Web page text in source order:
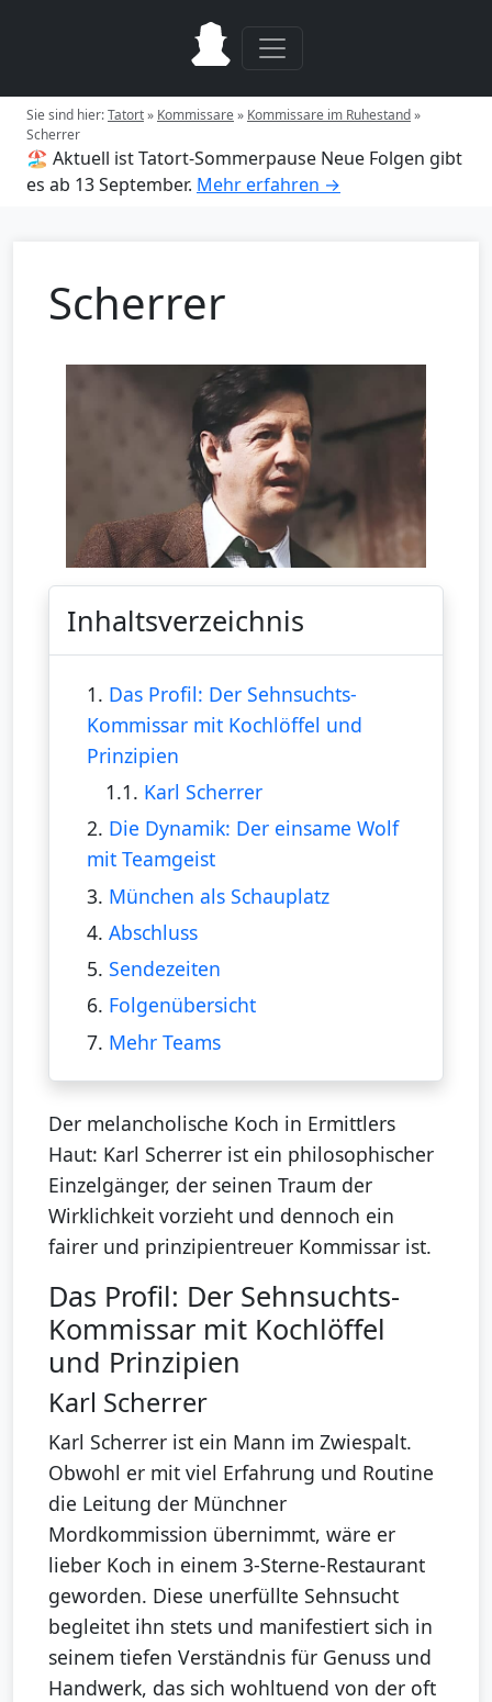
Sie sind hier:Tatort» Kommissare» Kommissare im Ruhestand»
Scherrer
🏖️ Aktuell ist Tatort-Sommerpause Neue Folgen gibt
es ab 13 September. Mehr erfahren →
Scherrer
Inhaltsverzeichnis
1. Das Profil: Der Sehnsuchts-
Kommissar mit Kochlöffel und
Prinzipien
1.1. Karl Scherrer
2. Die Dynamik: Der einsame Wolf
mit Teamgeist
3. München als Schauplatz
4. Abschluss
5. Sendezeiten
6. Folgenübersicht
7. Mehr Teams
Der melancholische Koch in Ermittlers
Haut: Karl Scherrer ist ein philosophischer
Einzelgänger, der seinen Traum der
Wirklichkeit vorzieht und dennoch ein
fairer und prinzipientreuer Kommissar ist.
Das Profil: Der Sehnsuchts-
Kommissar mit Kochlöffel
und Prinzipien
Karl Scherrer
Karl Scherrer ist ein Mann im Zwiespalt.
Obwohl er mit viel Erfahrung und Routine
die Leitung der Münchner
Mordkommission übernimmt, wäre er
lieber Koch in einem 3-Sterne-Restaurant
geworden. Diese unerfüllte Sehnsucht
begleitet ihn stets und manifestiert sich in
seinem tiefen Verständnis für Genuss und
Handwerk, das sich wohltuend von der oft